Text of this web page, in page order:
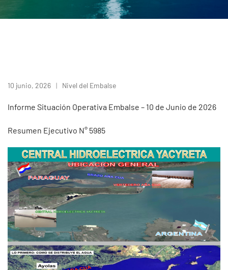
10 junio, 2026 Nivel del Embalse
Informe Situación Operativa Embalse – 10 de Junio de 2026
Resumen Ejecutivo N° 5985